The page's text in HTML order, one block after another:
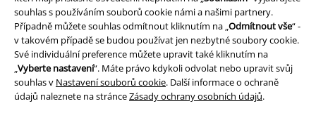
souhlas s používáním souborů cookie námi a našimi partnery.
Případně můžete souhlas odmítnout kliknutím na „Odmítnout vše“ -
v takovém případě se budou používat jen nezbytné soubory cookie.
Své individuální preference můžete upravit také kliknutím na
„Vyberte nastavení“. Máte právo kdykoli odvolat nebo upravit svůj
souhlas v Nastavení souborů cookie. Další informace o ochraně
údajů naleznete na stránceZásady ochrany osobních údajů.
Ochrana osobních údajů
Likvidace odpadu a ochrana životního prostředí
Prohlášení o shodě